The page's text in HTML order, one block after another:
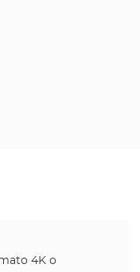
4K o